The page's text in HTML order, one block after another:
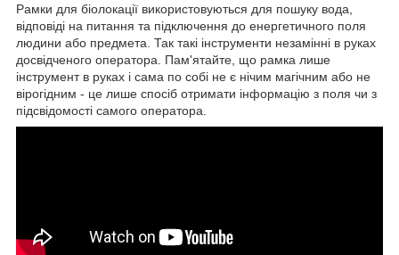
Рамки для біолокації використовуються для пошуку вода,
відповіді на питання та підключення до енергетичного поля
людини або предмета. Так такі інструменти незамінні в руках
досвідченого оператора. Пам'ятайте, що рамка лише
інструмент в руках і сама по собі не є нічим магічним або не
вірогідним - це лише спосіб отримати інформацію з поля чи з
підсвідомості самого оператора.